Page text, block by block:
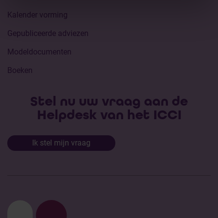
Kalender vorming
Gepubliceerde adviezen
Modeldocumenten
Boeken
Stel nu uw vraag aan de
Helpdesk van het ICCI
Ik stel mijn vraag